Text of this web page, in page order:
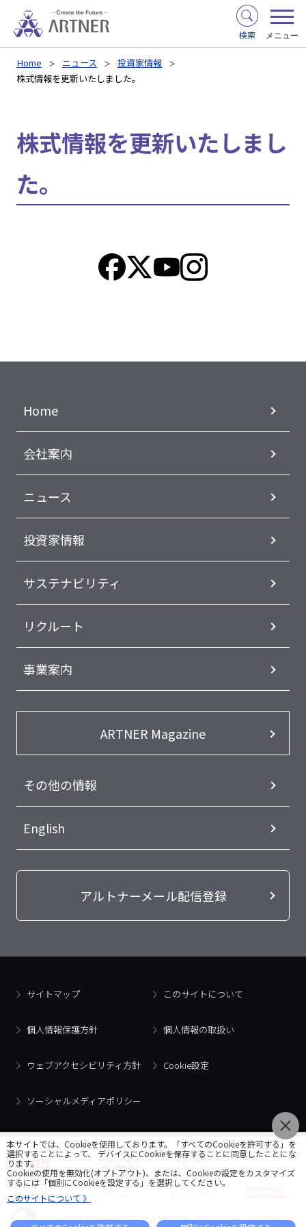
検索 メニュー
Home ニュース
投資家情報
株式情報を更新いたしました。
株式情報を更新いたしまし
た。
Home
会社案内
ニュース
投資家情報
サステナビリティ
リクルート
事業案内
ARTNER Magazine
その他の情報
English
アルトナーメール配信登録
サイトマップ このサイトについて
個人情報保護方針 個人情報の取扱い
ウェブアクセシビリティ方針 Cookie設定
ソーシャルメディアポリシー
© 2018 Artner Co., Ltd. All Rights Reserved.
本サイトでは、Cookieを使用しております。「すべてのCookieを許可する」を
選択することによって、 デバイスにCookieを保存することに同意したことにな
ります。
Cookieの使用を無効化(オプトアウト)、または、Cookieの設定をカスタマイズ
するには「個別にCookieを設定する」を選択してください。
このサイトについて 》